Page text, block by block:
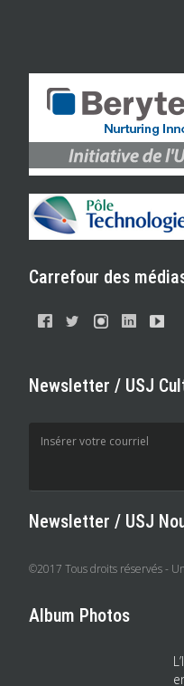
Carrefour des
Newsletter / USJ
Newsletter / USJ
©2017 Tous droits réservés -
Album Photos